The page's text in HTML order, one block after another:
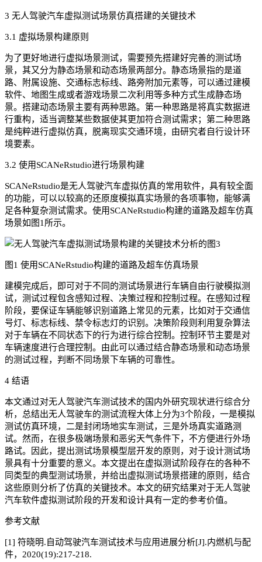
3 无人驾驶汽车虚拟测试场景仿真搭建的关键技术
3.1 虚拟场景构建原则
为了更好地进行虚拟场景测试，需要预先搭建好完善的测试场
景，其又分为静态场景和动态场景两部分。静态场景指的是道
路、附属设施、交通标志标线、路旁附加元素等，可以通过建模
软件、地图生成或者游戏场景二次利用等多种方式生成静态场
景。搭建动态场景主要有两种思路。第一种思路是将真实数据进
行重构，适当调整某些数据使其更加符合测试需求；第二种思路
是纯粹进行虚拟仿真，脱离现实交通环境，由研究者自行设计环
境要素。
3.2 使用SCANeRstudio进行场景构建
SCANeRstudio是无人驾驶汽车虚拟仿真的常用软件，具有较全面
的功能，可以以较高的还原度模拟真实场景的各项事物，能够满
足各种复杂测试需求。使用SCANeRstudio构建的道路及超车仿真
场景如图1所示。
图1 使用SCANeRstudio构建的道路及超车仿真场景
建模完成后，即可对于不同的测试场景进行车辆自由行驶模拟测
试，测试过程包含感知过程、决策过程和控制过程。在感知过程
阶段，要保证车辆能够识别道路上常见的元素，比如对于交通信
号灯、标志标线、禁令标志灯的识别。决策阶段则利用复杂算法
对于车辆在不同状态下的行为进行综合控制。控制环节主要是对
车辆速度进行合理控制。由此可以通过结合静态场景和动态场景
的测试过程，判断不同场景下车辆的可靠性。
4 结语
本文通过对无人驾驶汽车测试技术的国内外研究现状进行综合分
析，总结出无人驾驶车的测试流程大体上分为3个阶段，一是模拟
测试仿真环境，二是封闭场地实车测试，三是外场真实道路测
试。然而，在很多极端场景和恶劣天气条件下，不方便进行外场
路试。因此，提出测试场景模型层开发的原则，对于设计测试场
景具有十分重要的意义。本文提出在虚拟测试阶段存在的各种不
同类型的典型测试场景，并给出虚拟测试场景搭建的原则，结合
这些原则分析了仿真的关键技术。本文的研究结果对于无人驾驶
汽车软件虚拟测试阶段的开发和设计具有一定的参考价值。
参考文献
[1] 符晓明.自动驾驶汽车测试技术与应用进展分析[J].内燃机与配
件，2020(19):217-218.